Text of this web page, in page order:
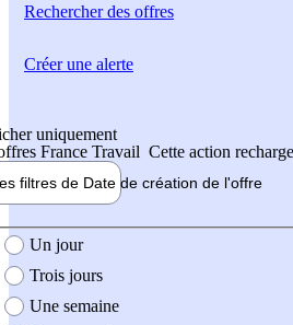
Rechercherdes offres
uniquement
France Travail Cette action
filtres de Date de création de l'offre
création de l'offre
Un jour
Trois jours
Une semaine
Créer une alerte